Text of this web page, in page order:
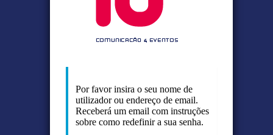
Por favor insira o seu nome de
utilizador ou endereço de email.
Receberá um email com instruções
sobre como redefinir a sua senha.